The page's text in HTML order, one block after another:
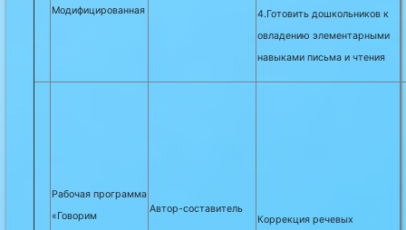
Модифицированная
4.Готовить дошкольников к
овладению элементарными
навыками письма и чтения
Рабочая программа
«Говорим
Автор-составитель
Коррекция речевых